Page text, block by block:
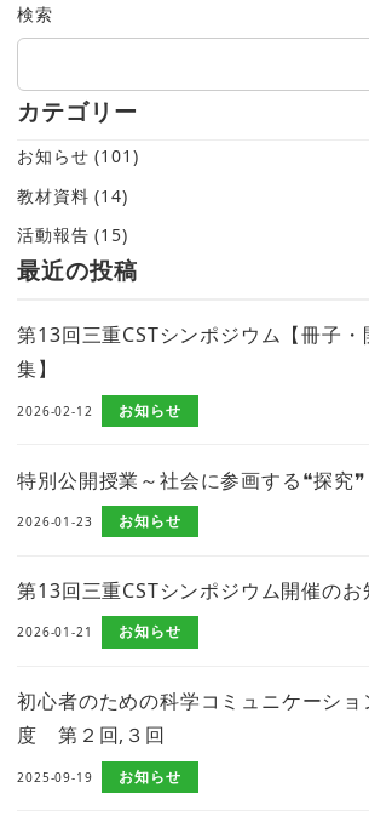
検索
カテゴリー
お知らせ (101)
教材資料 (14)
活動報告 (15)
最近の投稿
第13回三重CSTシンポジウム【冊子・
集】
2026-02-12 お知らせ
特別公開授業～社会に参画する❝探究❞
2026-01-23 お知らせ
第13回三重CSTシンポジウム開催のお
2026-01-21 お知らせ
初心者のための科学コミュニケーシ
度 第２回,３回
2025-09-19 お知らせ